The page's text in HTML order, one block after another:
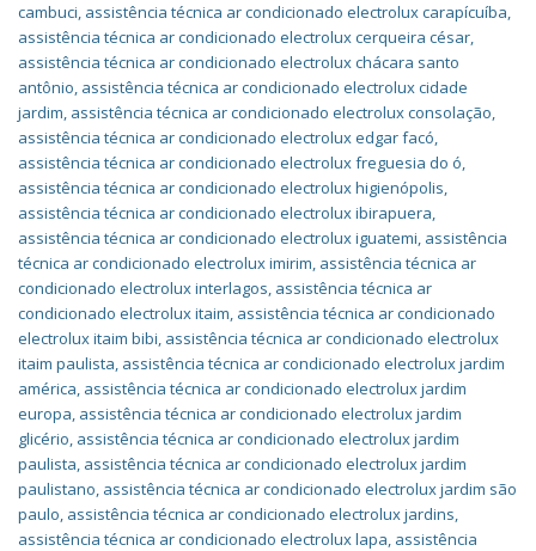
cambuci, assistência técnica ar condicionado electrolux carapícuíba,
assistência técnica ar condicionado electrolux cerqueira césar,
assistência técnica ar condicionado electrolux chácara santo
antônio, assistência técnica ar condicionado electrolux cidade
jardim, assistência técnica ar condicionado electrolux consolação,
assistência técnica ar condicionado electrolux edgar facó,
assistência técnica ar condicionado electrolux freguesia do ó,
assistência técnica ar condicionado electrolux higienópolis,
assistência técnica ar condicionado electrolux ibirapuera,
assistência técnica ar condicionado electrolux iguatemi, assistência
técnica ar condicionado electrolux imirim, assistência técnica ar
condicionado electrolux interlagos, assistência técnica ar
condicionado electrolux itaim, assistência técnica ar condicionado
electrolux itaim bibi, assistência técnica ar condicionado electrolux
itaim paulista, assistência técnica ar condicionado electrolux jardim
américa, assistência técnica ar condicionado electrolux jardim
europa, assistência técnica ar condicionado electrolux jardim
glicério, assistência técnica ar condicionado electrolux jardim
paulista, assistência técnica ar condicionado electrolux jardim
paulistano, assistência técnica ar condicionado electrolux jardim são
paulo, assistência técnica ar condicionado electrolux jardins,
assistência técnica ar condicionado electrolux lapa, assistência